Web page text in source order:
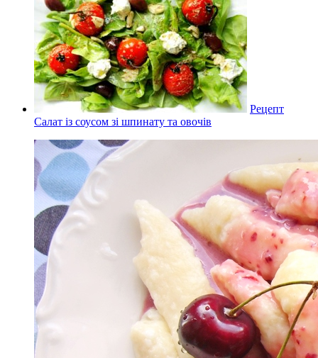
Рецепт
Салат із соусом зі шпинату та овочів